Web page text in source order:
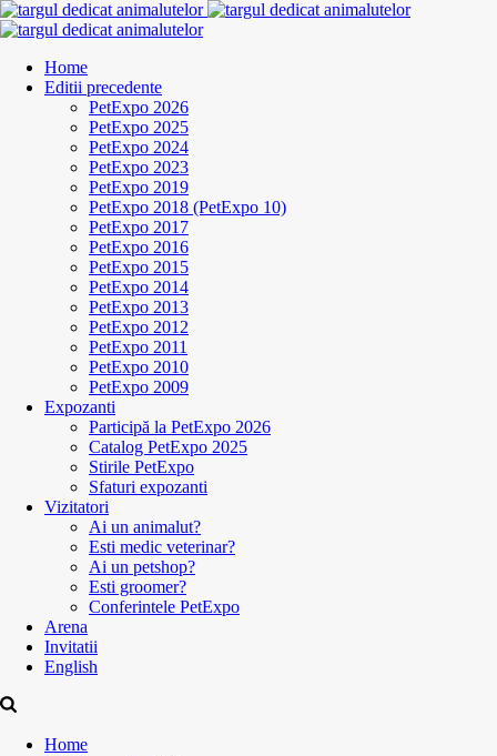
Home
Editii precedente
PetExpo 2026
PetExpo 2025
PetExpo 2024
PetExpo 2023
PetExpo 2019
PetExpo 2018 (PetExpo 10)
PetExpo 2017
PetExpo 2016
PetExpo 2015
PetExpo 2014
PetExpo 2013
PetExpo 2012
PetExpo 2011
PetExpo 2010
PetExpo 2009
Expozanti
Participă la PetExpo 2026
Catalog PetExpo 2025
Stirile PetExpo
Sfaturi expozanti
Vizitatori
Ai un animalut?
Esti medic veterinar?
Ai un petshop?
Esti groomer?
Conferintele PetExpo
Arena
Invitatii
English
Home